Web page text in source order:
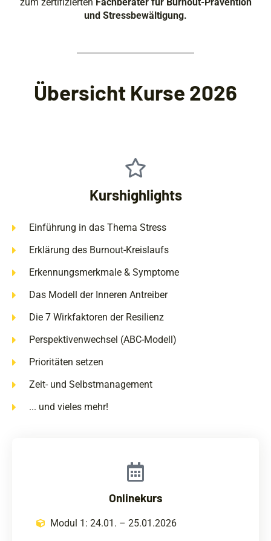
und Stressbewältigung.
Übersicht Kurse 2026
Kurshighlights
Einführung in das Thema Stress
Erklärung des Burnout-Kreislaufs
Erkennungsmerkmale & Symptome
Das Modell der Inneren Antreiber
Die 7 Wirkfaktoren der Resilienz
Perspektivenwechsel (ABC-Modell)
Prioritäten setzen
Zeit- und Selbstmanagement
... und vieles mehr!
Onlinekurs
Modul 1: 24.01. – 25.01.2026